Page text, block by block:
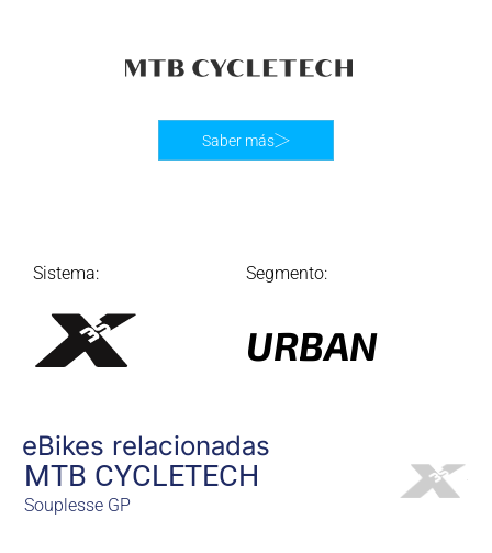
Sistema: Segmento:
URBAN
Saber más
eBikes relacionadas
MTB CYCLETECH
Souplesse GP